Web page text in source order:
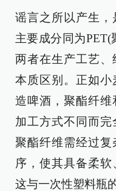
谣言之所以产生，
主要成分同为
两者在生产工艺、
本质区别。正如小
造啤酒，聚酯纤维
加工方式不同而完
聚酯纤维需经过复
序，使其具备柔软
这与一次性塑料瓶